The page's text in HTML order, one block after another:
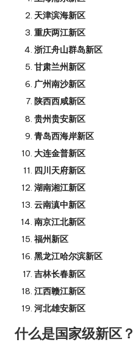
天津滨海新区
重庆两江新区
浙江舟山群岛新区
甘肃兰州新区
广州南沙新区
陕西西咸新区
贵州贵安新区
青岛西海岸新区
大连金普新区
四川天府新区
湖南湘江新区
云南滇中新区
南京江北新区
福州新区
黑龙江哈尔滨新区
吉林长春新区
江西赣江新区
河北雄安新区
什么是国家级新区？